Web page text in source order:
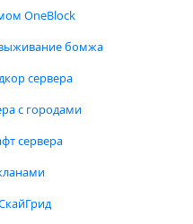
OneBlock
бомжа
сервера
с городами
сервера